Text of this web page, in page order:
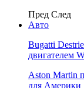
Пред След
Авто
Bugatti
двигателем
Aston Martin
для Америки